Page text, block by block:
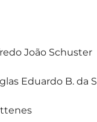
João Schuster
Eduardo B. da